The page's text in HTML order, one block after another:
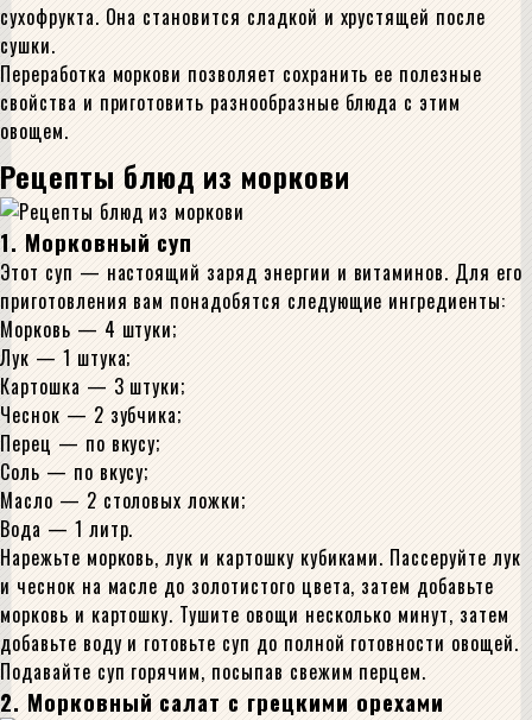
сухофрукта. Она становится сладкой и хрустящей после
сушки.
Переработка моркови позволяет сохранить ее полезные
свойства и приготовить разнообразные блюда с этим
овощем.
Рецепты блюд из моркови
1. Морковный суп
Этот суп — настоящий заряд энергии и витаминов. Для его
приготовления вам понадобятся следующие ингредиенты:
Морковь — 4 штуки;
Лук — 1 штука;
Картошка — 3 штуки;
Чеснок — 2 зубчика;
Перец — по вкусу;
Соль — по вкусу;
Масло — 2 столовых ложки;
Вода — 1 литр.
Нарежьте морковь, лук и картошку кубиками. Пассеруйте лук
и чеснок на масле до золотистого цвета, затем добавьте
морковь и картошку. Тушите овощи несколько минут, затем
добавьте воду и готовьте суп до полной готовности овощей.
Подавайте суп горячим, посыпав свежим перцем.
2. Морковный салат с грецкими орехами